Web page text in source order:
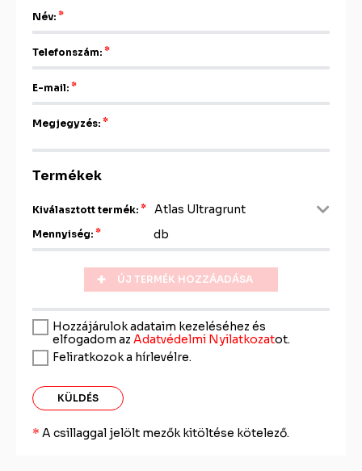
Név:
Telefonszám:
E-mail:
Megjegyzés:
Termékek
Kiválasztott termék:
Mennyiség:
db
ÚJ TERMÉK HOZZÁADÁSA
Hozzájárulok adataim kezeléséhez és
elfogadom az Adatvédelmi Nyilatkozatot.
Feliratkozok a hírlevélre.
KÜLDÉS
A csillaggal jelölt mezők kitöltése kötelező.